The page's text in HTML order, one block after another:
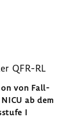
QFR-RL
von Fall­
ab dem
I